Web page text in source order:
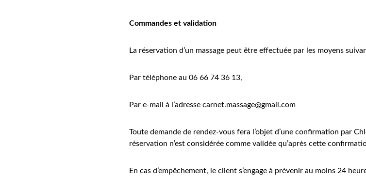
Commandes et validation
La réservation d’un massage peut être effectuée par les moyens
Par téléphone au 06 66 74 36 13,
Par e-mail à l’adresse carnet.massage@gmail.com
Toute demande de rendez-vous fera l’objet d’une confirmation par
réservation n’est considérée comme validée qu’après cette
En cas d’empêchement, le client s’engage à prévenir au moins 24